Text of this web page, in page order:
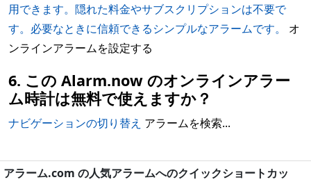
用できます。隠れた料金やサブスクリプションは不要で
す。必要なときに信頼できるシンプルなアラームです。
オ
ンラインアラームを設定する
6. この Alarm.now のオンラインアラー
ム時計は無料で使えますか？
ナビゲーションの切り替え アラームを検索...
アラーム.com の人気アラームへのクイックショートカッ